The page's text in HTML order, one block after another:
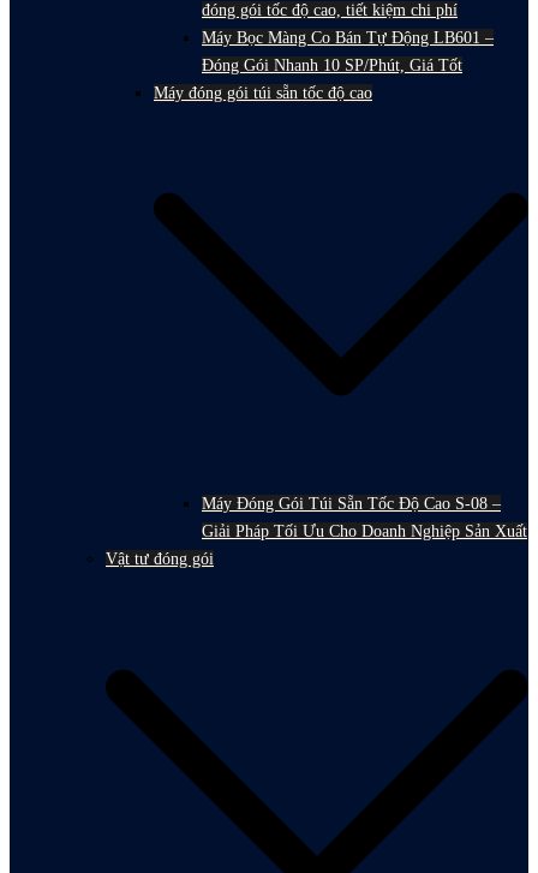
đóng gói tốc độ cao, tiết kiệm chi phí
Máy Bọc Màng Co Bán Tự Động LB601 –
Đóng Gói Nhanh 10 SP/Phút, Giá Tốt
Máy đóng gói túi sẵn tốc độ cao
Máy Đóng Gói Túi Sẵn Tốc Độ Cao S-08 –
Giải Pháp Tối Ưu Cho Doanh Nghiệp Sản Xuất
Vật tư đóng gói